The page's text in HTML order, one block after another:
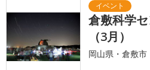
倉敷科学
（3月）
岡山県・倉敷市